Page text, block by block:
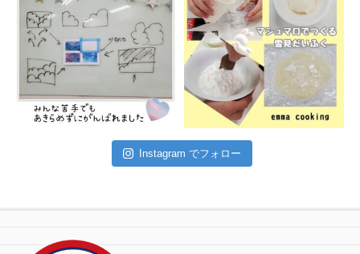
Instagram でフォロー